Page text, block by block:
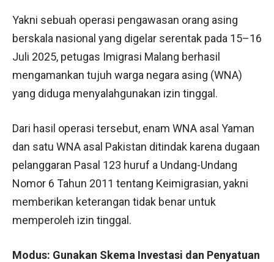
Yakni sebuah operasi pengawasan orang asing
berskala nasional yang digelar serentak pada 15–16
Juli 2025, petugas Imigrasi Malang berhasil
mengamankan tujuh warga negara asing (WNA)
yang diduga menyalahgunakan izin tinggal.
Dari hasil operasi tersebut, enam WNA asal Yaman
dan satu WNA asal Pakistan ditindak karena dugaan
pelanggaran Pasal 123 huruf a Undang-Undang
Nomor 6 Tahun 2011 tentang Keimigrasian, yakni
memberikan keterangan tidak benar untuk
memperoleh izin tinggal.
Modus: Gunakan Skema Investasi dan Penyatuan